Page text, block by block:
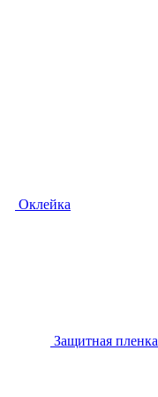
Оклейка
Защитная пленка